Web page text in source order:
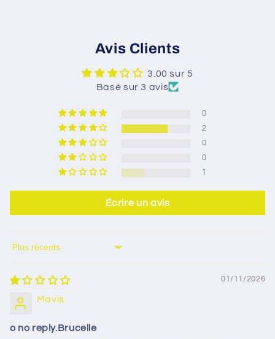
Avis Clients
3.00 sur 5
Basé sur 3 avis
0
2
0
0
1
Écrire un avis
Sort by
01/11/2026
Mavis
o no reply.Brucelle